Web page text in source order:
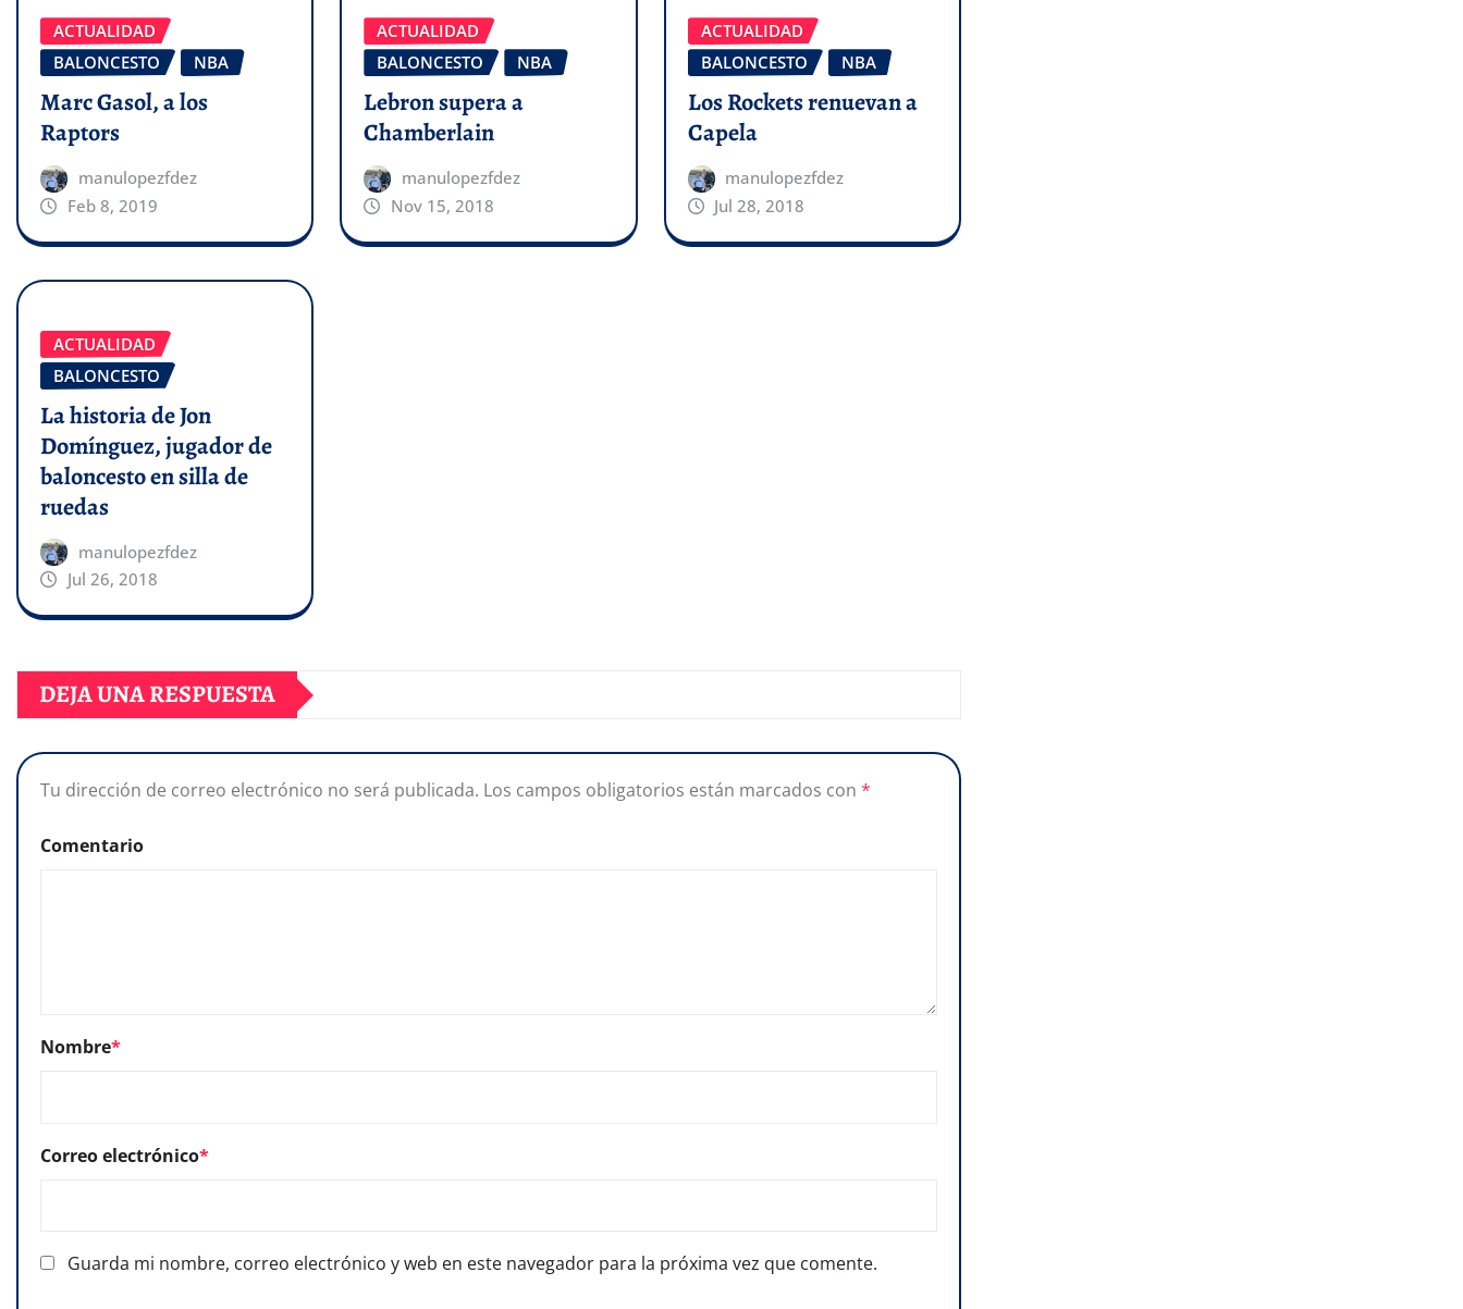
ACTUALIDAD
BALONCESTO
NBA
Marc Gasol, a los
Raptors
manulopezfdez
Feb 8, 2019
ACTUALIDAD
BALONCESTO
NBA
Lebron supera a
Chamberlain
manulopezfdez
Nov 15, 2018
ACTUALIDAD
BALONCESTO
NBA
Los Rockets renuevan a
Capela
manulopezfdez
Jul 28, 2018
ACTUALIDAD
BALONCESTO
La historia de Jon
Domínguez, jugador de
baloncesto en silla de
ruedas
manulopezfdez
Jul 26, 2018
DEJA UNA RESPUESTA
Tu dirección de correo electrónico no será publicada. Los campos obligatorios están marcados con *
Comentario
Nombre*
Correo electrónico*
Guarda mi nombre, correo electrónico y web en este navegador para la próxima vez que comente.